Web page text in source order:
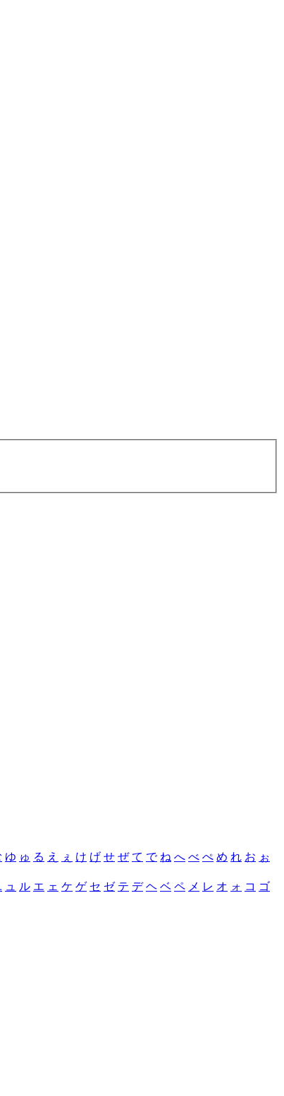
ゆ ゅ る え ぇ け げ せ ぜ て で ね へ べ ぺ め れ お ぉ
ュ ル エ ェ ケ ゲ セ ゼ テ デ ヘ ベ ペ メ レ オ ォ コ ゴ